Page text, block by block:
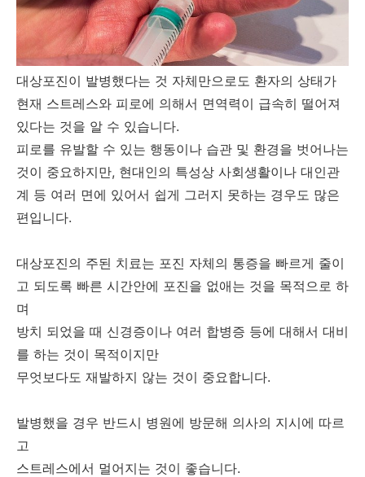
대상포진이 발병했다는 것 자체만으로도 환자의 상태가
현재 스트레스와 피로에 의해서 면역력이 급속히 떨어져
있다는 것을 알 수 있습니다.
피로를 유발할 수 있는 행동이나 습관 및 환경을 벗어나는
것이 중요하지만, 현대인의 특성상 사회생활이나 대인관
계 등 여러 면에 있어서 쉽게 그러지 못하는 경우도 많은
편입니다.
대상포진의 주된 치료는 포진 자체의 통증을 빠르게 줄이
고 되도록 빠른 시간안에 포진을 없애는 것을 목적으로 하
며
방치 되었을 때 신경증이나 여러 합병증 등에 대해서 대비
를 하는 것이 목적이지만
무엇보다도 재발하지 않는 것이 중요합니다.
발병했을 경우 반드시 병원에 방문해 의사의 지시에 따르
고
스트레스에서 멀어지는 것이 좋습니다.